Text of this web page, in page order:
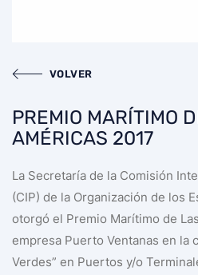
VOLVER
PREMIO MARÍTIMO
AMÉRICAS 2017
La Secretaría de la Comisión
(CIP) de la Organización de los
otorgó el Premio Marítimo de
empresa Puerto Ventanas en la
Verdes” en Puertos y/o